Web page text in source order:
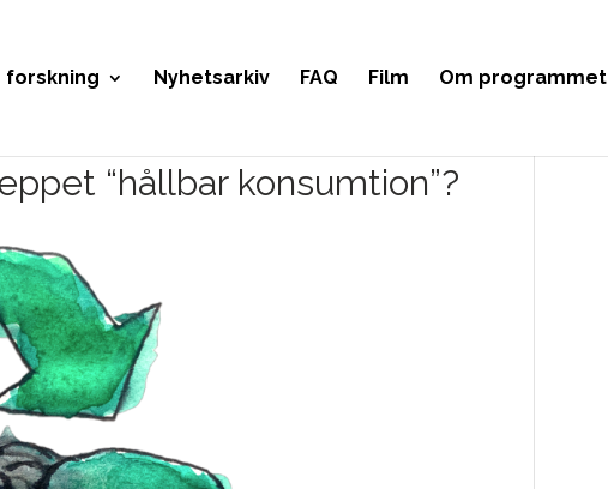
forskning Nyhetsarkiv FAQ Film Om programmet
“hållbar konsumtion”?